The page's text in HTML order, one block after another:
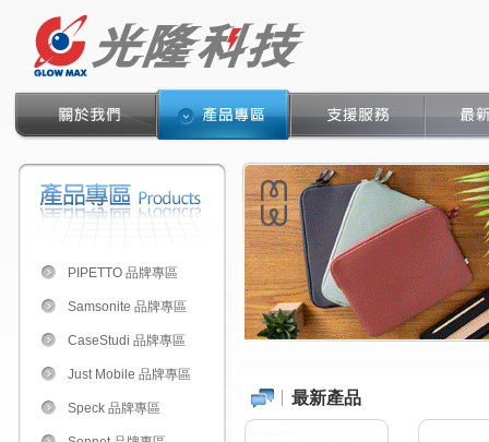
PIPETTO 品牌專區
Samsonite 品牌專區
CaseStudi 品牌專區
Just Mobile 品牌專區
Speck 品牌專區
最新產品